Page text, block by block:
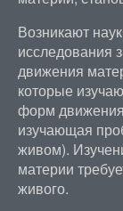
Возникают
исследования
движения
которые
форм
изучающая
живом).
материи
живого.